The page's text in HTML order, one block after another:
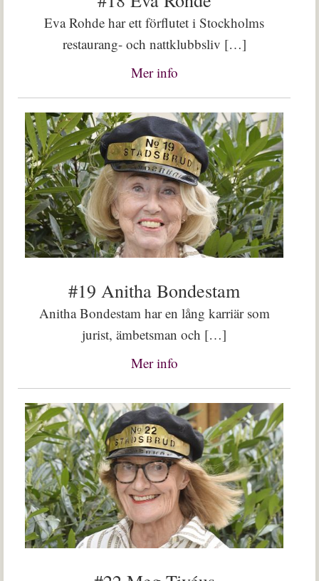
Eva Rohde har ett förflutet i Stockholms
restaurang- och nattklubbsliv […]
Mer info
#19 Anitha Bondestam
Anitha Bondestam har en lång karriär som
jurist, ämbetsman och […]
Mer info